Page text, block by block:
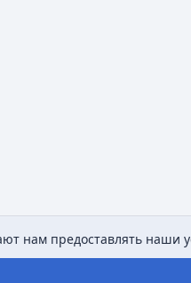
нам предоставлять наши